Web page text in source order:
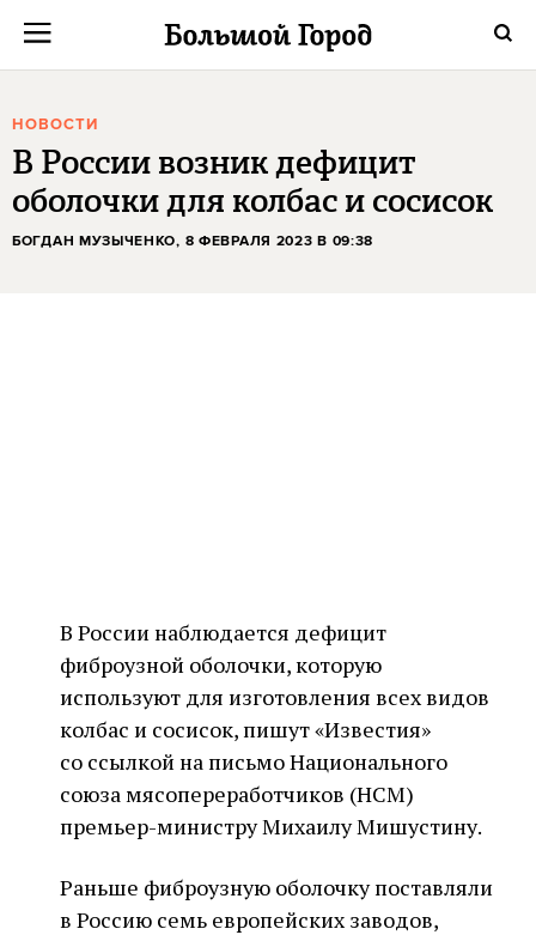
НОВОСТИ
В России возник дефицит
оболочки для колбас и сосисок
БОГДАН МУЗЫЧЕНКО, 8 ФЕВРАЛЯ 2023 В 09:38
В России наблюдается дефицит
фиброузной оболочки, которую
используют для изготовления всех видов
колбас и сосисок, пишут «Известия»
со ссылкой на письмо Национального
союза мясопереработчиков (НСМ)
премьер-министру Михаилу Мишустину.
Раньше фиброузную оболочку поставляли
в Россию семь европейских заводов,